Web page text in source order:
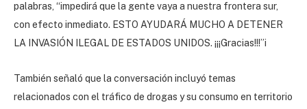
palabras, “impedirá que la gente vaya a nuestra frontera sur,
con efecto inmediato. ESTO AYUDARÁ MUCHO A DETENER
LA INVASIÓN ILEGAL DE ESTADOS UNIDOS. ¡¡¡Gracias!!!”i
También señaló que la conversación incluyó temas
relacionados con el tráfico de drogas y su consumo en territorio